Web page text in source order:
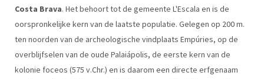
Costa Brava. Het behoort tot de gemeente L'Escala en is de
oorspronkelijke kern van de laatste populatie. Gelegen op 200 m.
ten noorden van de archeologische vindplaats Empúries, op de
overblijfselen van de oude Palaiápolis, de eerste kern van de
kolonie foceos (575 v.Chr.) en is daarom een directe erfgenaam